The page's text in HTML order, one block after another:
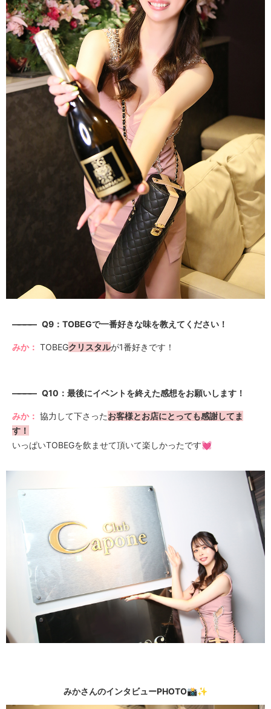
———— Q9：TOBEGで一番好きな味を教えてください！
みか： TOBEGクリスタルが1番好きです！
———— Q10：最後にイベントを終えた感想をお願いします！
みか： 協力して下さったお客様とお店にとっても感謝してま
す！
いっぱいTOBEGを飲ませて頂いて楽しかったです💓
みかさんのインタビューPHOTO📸✨